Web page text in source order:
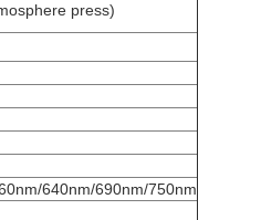
press)
640nm/690nm/750nm